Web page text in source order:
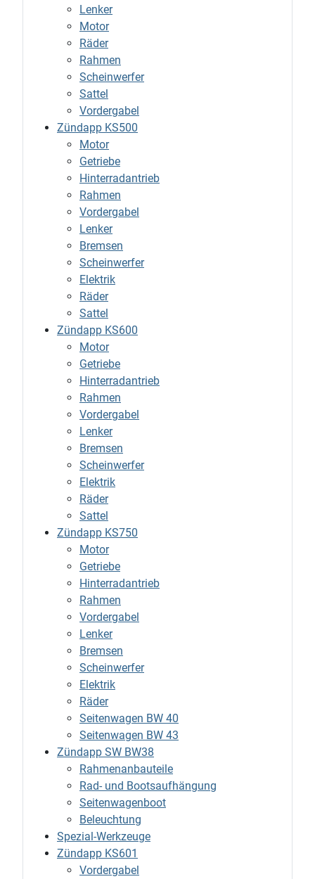
Lenker
Motor
Räder
Rahmen
Scheinwerfer
Sattel
Vordergabel
Zündapp KS500
Motor
Getriebe
Hinterradantrieb
Rahmen
Vordergabel
Lenker
Bremsen
Scheinwerfer
Elektrik
Räder
Sattel
Zündapp KS600
Motor
Getriebe
Hinterradantrieb
Rahmen
Vordergabel
Lenker
Bremsen
Scheinwerfer
Elektrik
Räder
Sattel
Zündapp KS750
Motor
Getriebe
Hinterradantrieb
Rahmen
Vordergabel
Lenker
Bremsen
Scheinwerfer
Elektrik
Räder
Seitenwagen BW 40
Seitenwagen BW 43
Zündapp SW BW38
Rahmenanbauteile
Rad- und Bootsaufhängung
Seitenwagenboot
Beleuchtung
Spezial-Werkzeuge
Zündapp KS601
Vordergabel